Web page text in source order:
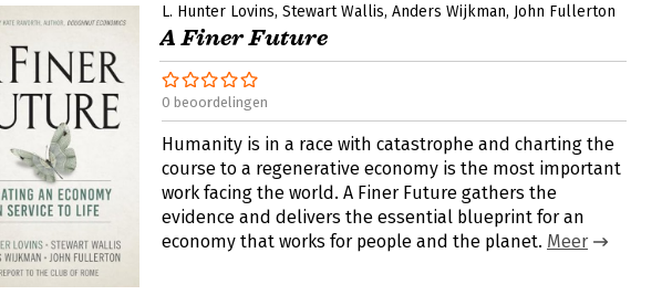
L. Hunter Lovins Stewart Wallis Anders Wijkman John Fullerton
A Finer Future
0 beoordelingen
Humanity is in a race with catastrophe and charting the
course to a regenerative economy is the most important
work facing the world. A Finer Future gathers the
evidence and delivers the essential blueprint for an
economy that works for people and the planet. Meer